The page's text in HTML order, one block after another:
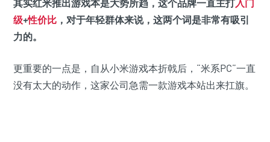
其实红米推出游戏本是大势所趋，这个品牌一直主打入门
级+性价比 ，对于年轻群体来说，这两个词是非常有吸引
力的。
更重要的一点是，自从小米游戏本折戟后，“米系PC”一直
没有太大的动作，这家公司急需一款游戏本站出来扛旗。